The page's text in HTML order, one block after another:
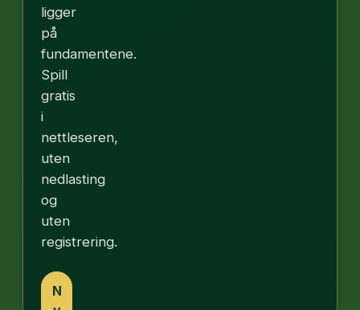
ligger
på
fundamentene.
Spill
gratis
i
nettleseren,
uten
nedlasting
og
uten
registrering.
N